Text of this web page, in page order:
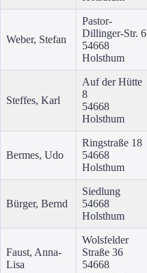
Weber, Stefan
Pastor-
Dillinger-Str. 6
54668
Holsthum
Steffes, Karl
Auf der Hütte
8
54668
Holsthum
Bermes, Udo
Ringstraße 18
54668
Holsthum
Bürger, Bernd
Siedlung
54668
Holsthum
Faust, Anna-
Lisa
Wolsfelder
Straße 36
54668